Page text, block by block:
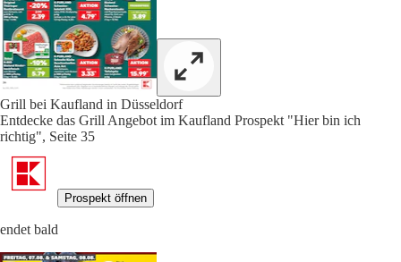
Grill bei Kaufland in Düsseldorf
Entdecke das Grill Angebot im Kaufland Prospekt "Hier bin ich
richtig", Seite 35
Prospekt öffnen
endet bald